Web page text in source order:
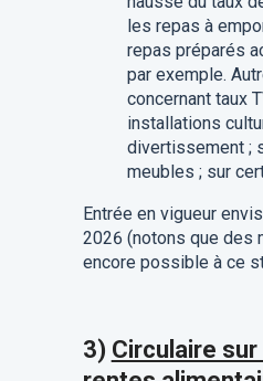
les repas à
repas préparés
par exemple.
concernant taux
installations
divertissement ;
meubles ; sur
Entrée en vigueur
2026 (notons que des
encore possible à ce
3) Circulaire